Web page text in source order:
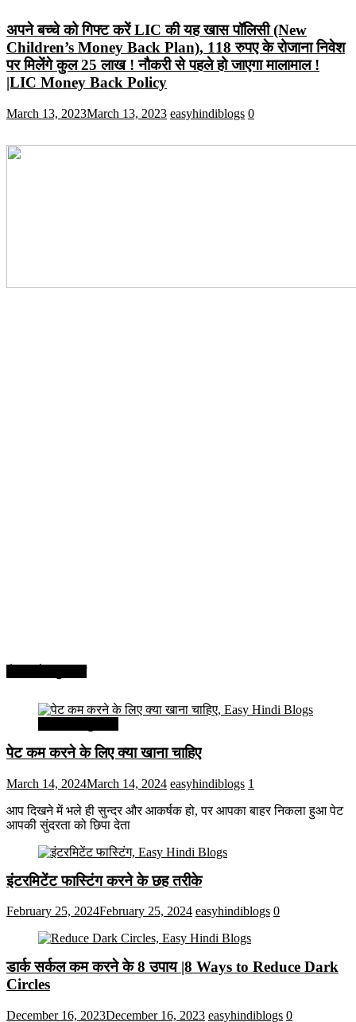
अपने बच्चे को गिफ्ट करें LIC की यह खास पॉलिसी (New
Children’s Money Back Plan), 118 रुपए के रोजाना निवेश
पर मिलेंगे कुल 25 लाख ! नौकरी से पहले हो जाएगा मालामाल !
|LIC Money Back Policy
March 13, 2023March 13, 2023 easyhindiblogs 0
पेट कम करने के लिए क्या खाना चाहिए
March 14, 2024March 14, 2024 easyhindiblogs 1
आप दिखने में भले ही सुन्दर और आकर्षक हो, पर आपका बाहर निकला हुआ पेट
आपकी सुंदरता को छिपा देता
इंटरमिटेंट फास्टिंग करने के छह तरीके
February 25, 2024February 25, 2024 easyhindiblogs 0
डार्क सर्कल कम करने के 8 उपाय |8 Ways to Reduce Dark
Circles
December 16, 2023December 16, 2023 easyhindiblogs 0